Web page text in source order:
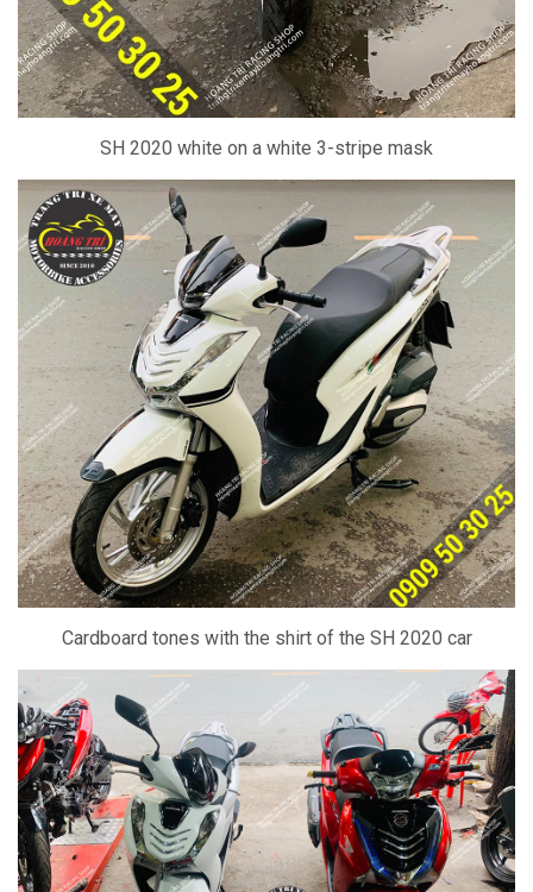
SH 2020 white on a white 3-stripe mask
Cardboard tones with the shirt of the SH 2020 car